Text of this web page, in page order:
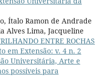
Ítalo Ramon de Andrade
Alves Lima, Jacqueline
ENTRE ROCHAS
em Extensão: v. 4 n. 2
Universitária, Arte e
possíveis para